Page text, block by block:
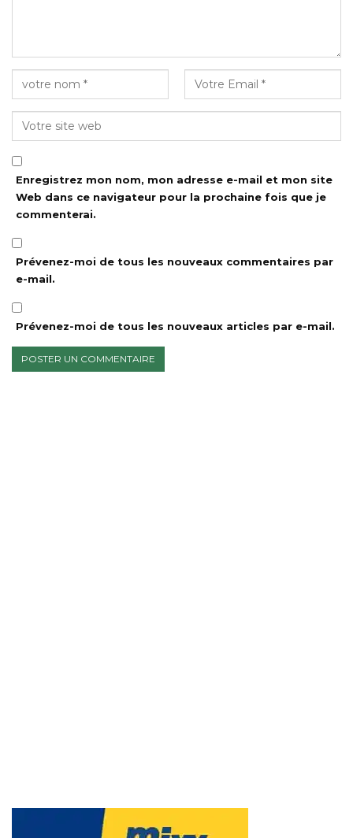
Enregistrez mon nom, mon adresse e-mail et mon site
Web dans ce navigateur pour la prochaine fois que je
commenterai.
Prévenez-moi de tous les nouveaux commentaires par
e-mail.
Prévenez-moi de tous les nouveaux articles par e-mail.